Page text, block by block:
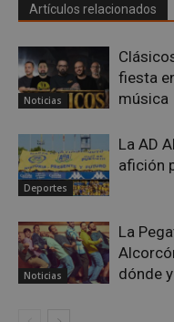
Artículos relacionados
Noticias
fiesta
música
Deportes
La AD
afición
Noticias
La
dónde
AWSALBCORS